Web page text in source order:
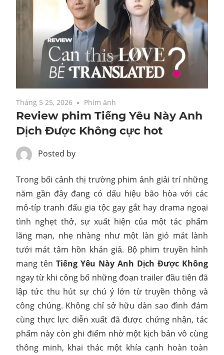
Tháng 5 25, 2026 Phim ảnh
Review phim Tiếng Yêu Này Anh
Dịch Được Không cực hot
Posted by
Trong bối cảnh thị trường phim ảnh giải trí những
năm gần đây đang có dấu hiệu bão hòa với các
mô-típ tranh đấu gia tộc gay gắt hay drama ngoại
tình nghẹt thở, sự xuất hiện của một tác phẩm
lãng mạn, nhẹ nhàng như một làn gió mát lành
tưới mát tâm hồn khán giả. Bộ phim truyền hình
mang tên Tiếng Yêu Này Anh Dịch Được Không
ngay từ khi công bố những đoạn trailer đầu tiên đã
lập tức thu hút sự chú ý lớn từ truyền thông và
công chúng. Không chỉ sở hữu dàn sao đình đám
cùng thực lực diễn xuất đã được chứng nhận, tác
phẩm này còn ghi điểm nhờ một kịch bản vô cùng
thông minh, khai thác một khía cạnh hoàn toàn